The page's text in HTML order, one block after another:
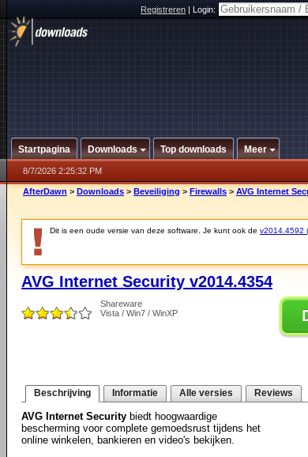
Registreren|Login:
Startpagina Downloads Top downloads Meer
8/7/2026 2:25:32 PM
AfterDawn > Downloads > Beveiliging > Firewalls > AVG Internet
Dit is een oude versie van deze software. Je kunt ook de v2014.4592
AVG Internet Security v2014.4354
Shareware
Vista / Win7 / WinXP
Beschrijving Informatie Alle versies Reviews
AVG Internet Security biedt hoogwaardige
bescherming voor complete gemoedsrust tijdens het
online winkelen, bankieren en video's bekijken.